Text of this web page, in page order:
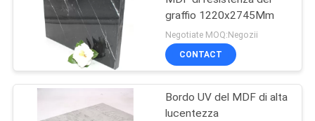
graffio 1220x2745Mm
Negotiate MOQ:Negozii
CONTACT
Bordo UV del MDF di alta
lucentezza